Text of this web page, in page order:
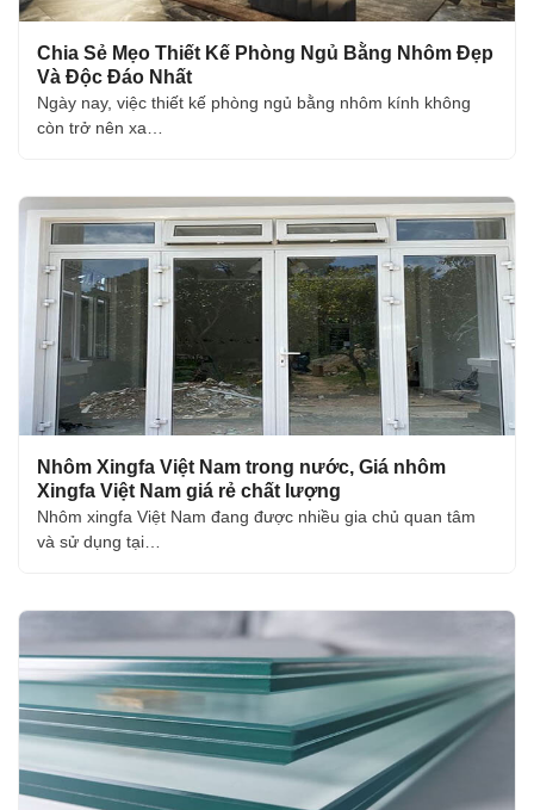
Chia Sẻ Mẹo Thiết Kế Phòng Ngủ Bằng Nhôm Đẹp
Và Độc Đáo Nhất
Ngày nay, việc thiết kế phòng ngủ bằng nhôm kính không
còn trở nên xa…
Nhôm Xingfa Việt Nam trong nước, Giá nhôm
Xingfa Việt Nam giá rẻ chất lượng
Nhôm xingfa Việt Nam đang được nhiều gia chủ quan tâm
và sử dụng tại…